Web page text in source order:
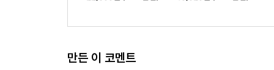
채소_돼지고기 김치찌개
만든 이 코멘트